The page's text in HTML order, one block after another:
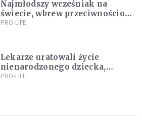
Najmłodszy wcześniak na
świecie, wbrew przeciwnościom,
świętują swoje 1. urodziny
PRO-LIFE
Lekarze uratowali życie
nienarodzonego dziecka,
przeprowadzając ryzykowną
PRO-LIFE